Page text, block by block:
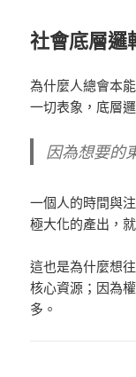
社會底層邏
為什麼人總會本
一切表象，底層
因為想要的
一個人的時間與
極大化的產出，
這也是為什麼想
核心資源； 因為
多。